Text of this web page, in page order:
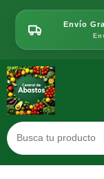
contenido
Envío